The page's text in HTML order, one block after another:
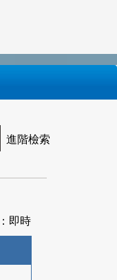
進階檢索
即時